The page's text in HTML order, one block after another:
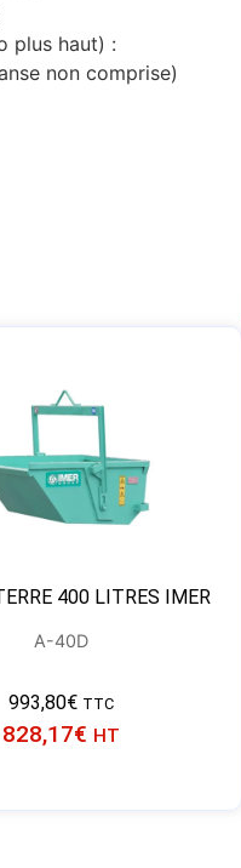
plus haut) :
non comprise)
400 LITRES IMER
A-40D
993,80€ TTC
828,17€ HT